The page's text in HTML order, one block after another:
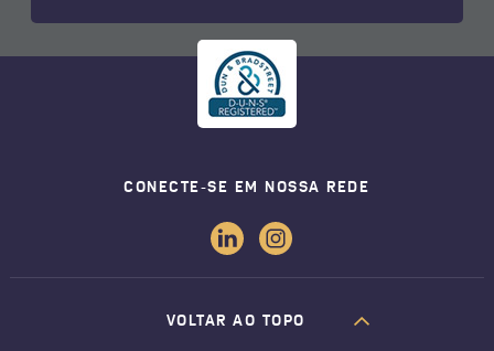
CONECTE-SE EM NOSSA REDE
VOLTAR AO TOPO